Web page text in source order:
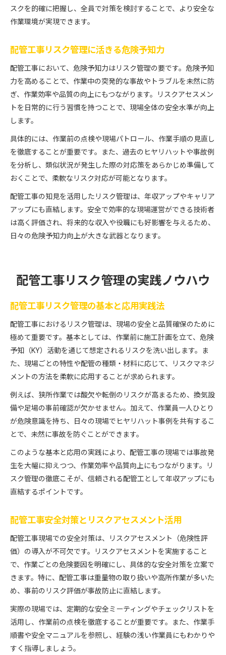
スクを的確に把握し、全員で対策を検討することで、より安全な
作業環境が実現できます。
配管工事リスク管理に活きる危険予知力
配管工事において、危険予知力はリスク管理の要です。危険予知
力を高めることで、作業中の突発的な事故やトラブルを未然に防
ぎ、作業効率や品質の向上にもつながります。リスクアセスメン
トを日常的に行う習慣を持つことで、現場全体の安全水準が向上
します。
具体的には、作業前の点検や現場パトロール、作業手順の見直し
を徹底することが重要です。また、過去のヒヤリハットや事故例
を分析し、類似状況が発生した際の対応策をあらかじめ準備して
おくことで、柔軟なリスク対応が可能となります。
配管工事の知見を活用したリスク管理は、年収アップやキャリア
アップにも直結します。安全で効率的な現場運営ができる技術者
は高く評価され、将来的な収入や役職にも好影響を与えるため、
日々の危険予知力向上が大きな武器となります。
配管工事リスク管理の実践ノウハウ
配管工事リスク管理の基本と応用実践法
配管工事におけるリスク管理は、現場の安全と品質確保のために
極めて重要です。基本としては、作業前に施工計画を立て、危険
予知（KY）活動を通じて想定されるリスクを洗い出します。ま
た、現場ごとの特性や配管の種類・材料に応じて、リスクマネジ
メントの方法を柔軟に応用することが求められます。
例えば、狭所作業では酸欠や転倒のリスクが高まるため、換気設
備や足場の事前確認が欠かせません。加えて、作業員一人ひとり
が危険意識を持ち、日々の現場でヒヤリハット事例を共有するこ
とで、未然に事故を防ぐことができます。
このような基本と応用の実践により、配管工事の現場では事故発
生を大幅に抑えつつ、作業効率や品質向上にもつながります。リ
スク管理の徹底こそが、信頼される配管工として年収アップにも
直結するポイントです。
配管工事安全対策とリスクアセスメント活用
配管工事現場での安全対策は、リスクアセスメント（危険性評
価）の導入が不可欠です。リスクアセスメントを実施すること
で、作業ごとの危険要因を明確にし、具体的な安全対策を立案で
きます。特に、配管工事は重量物の取り扱いや高所作業が多いた
め、事前のリスク評価が事故防止に直結します。
実際の現場では、定期的な安全ミーティングやチェックリストを
活用し、作業前の点検を徹底することが重要です。また、作業手
順書や安全マニュアルを参照し、経験の浅い作業員にもわかりや
すく指導しましょう。